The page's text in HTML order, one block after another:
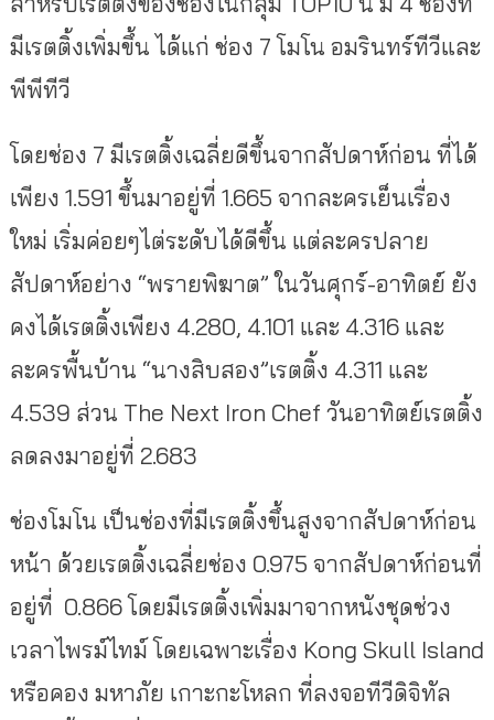
มีเรตติ้งเพิ่มขึ้น ได้แก่ ช่อง 7 โมโน อมรินทร์ทีวีและ
พีพีทีวี
โดยช่อง 7 มีเรตติ้งเฉลี่ยดีขึ้นจากสัปดาห์ก่อน ที่ได้
เพียง 1.591 ขึ้นมาอยู่ที่ 1.665 จากละครเย็นเรื่อง
ใหม่ เริ่มค่อยๆไต่ระดับได้ดีขึ้น แต่ละครปลาย
สัปดาห์อย่าง “พรายพิฆาต” ในวันศุกร์-อาทิตย์ ยัง
คงได้เรตติ้งเพียง 4.280, 4.101 และ 4.316 และ
ละครพื้นบ้าน “นางสิบสอง”เรตติ้ง 4.311 และ
4.539 ส่วน The Next Iron Chef วันอาทิตย์เรตติ้ง
ลดลงมาอยู่ที่ 2.683
ช่องโมโน เป็นช่องที่มีเรตติ้งขึ้นสูงจากสัปดาห์ก่อน
หน้า ด้วยเรตติ้งเฉลี่ยช่อง 0.975 จากสัปดาห์ก่อนที่
อยู่ที่ 0.866 โดยมีเรตติ้งเพิ่มมาจากหนังชุดช่วง
เวลาไพรม์ไทม์ โดยเฉพาะเรื่อง Kong Skull Island
หรือคอง มหาภัย เกาะกะโหลก ที่ลงจอทีวีดิจิทัล